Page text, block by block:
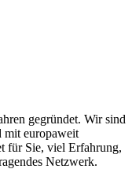
gegründet. Wir sind
mit europaweit
für Sie, viel Erfahrung,
Netzwerk.